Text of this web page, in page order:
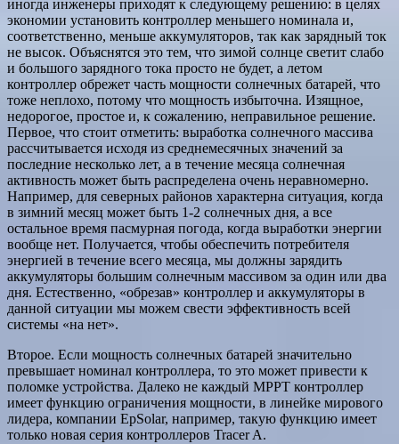
иногда инженеры приходят к следующему решению: в целях
экономии установить контроллер меньшего номинала и,
соответственно, меньше аккумуляторов, так как зарядный ток
не высок. Объяснятся это тем, что зимой солнце светит слабо
и большого зарядного тока просто не будет, а летом
контроллер обрежет часть мощности солнечных батарей, что
тоже неплохо, потому что мощность избыточна. Изящное,
недорогое, простое и, к сожалению, неправильное решение.
Первое, что стоит отметить: выработка солнечного массива
рассчитывается исходя из среднемесячных значений за
последние несколько лет, а в течение месяца солнечная
активность может быть распределена очень неравномерно.
Например, для северных районов характерна ситуация, когда
в зимний месяц может быть 1-2 солнечных дня, а все
остальное время пасмурная погода, когда выработки энергии
вообще нет. Получается, чтобы обеспечить потребителя
энергией в течение всего месяца, мы должны зарядить
аккумуляторы большим солнечным массивом за один или два
дня. Естественно, «обрезав» контроллер и аккумуляторы в
данной ситуации мы можем свести эффективность всей
системы «на нет».
Второе. Если мощность солнечных батарей значительно
превышает номинал контроллера, то это может привести к
поломке устройства. Далеко не каждый MPPT контроллер
имеет функцию ограничения мощности, в линейке мирового
лидера, компании EpSolar, например, такую функцию имеет
только новая серия контроллеров Tracer A.